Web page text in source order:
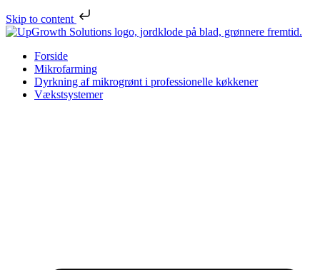
Skip to content
Forside
Mikrofarming
Dyrkning af mikrogrønt i professionelle køkkener
Vækstsystemer